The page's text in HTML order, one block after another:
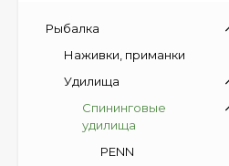
Рыбалка
Наживки, приманки
Удилища
Спининговые
удилища
PENN
Пневматический